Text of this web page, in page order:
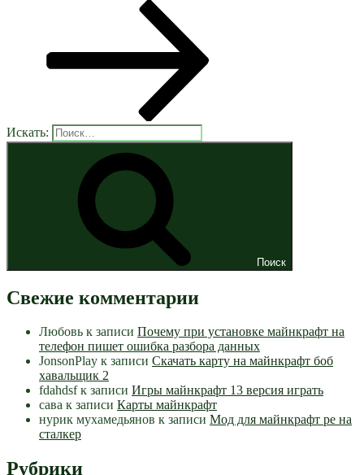
Искать:
Поиск
Свежие комментарии
Любовь к записи Почему при установке майнкрафт на
телефон пишет ошибка разбора данных
JonsonPlay к записи Скачать карту на майнкрафт боб
хавальщик 2
fdahdsfк записи Игры майнкрафт 13 версия играть
сава к записи Карты майнкрафт
нурик мухамедьянов к записи Мод для майнкрафт pe на
сталкер
Рубрики